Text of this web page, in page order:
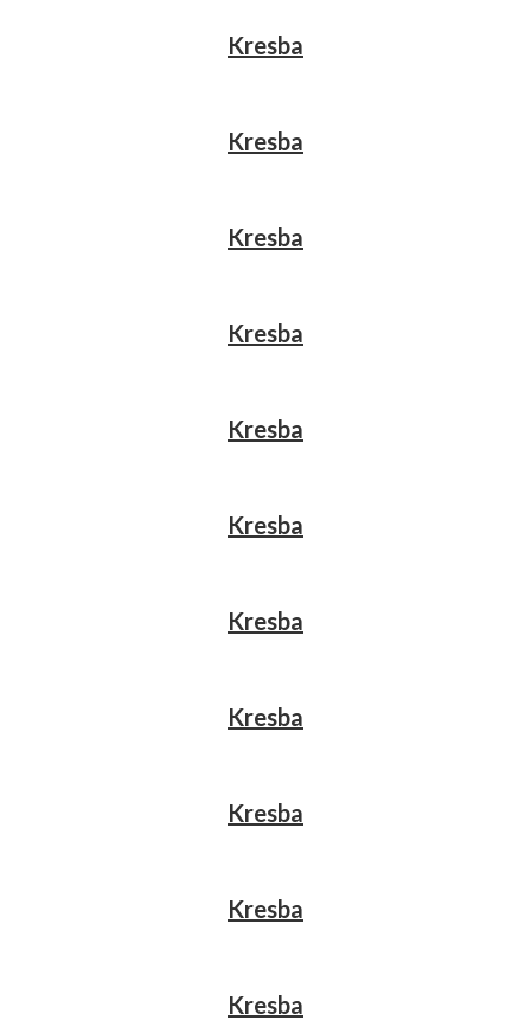
Kresba
Kresba
Kresba
Kresba
Kresba
Kresba
Kresba
Kresba
Kresba
Kresba
Kresba